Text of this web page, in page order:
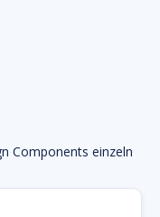
Components einzeln